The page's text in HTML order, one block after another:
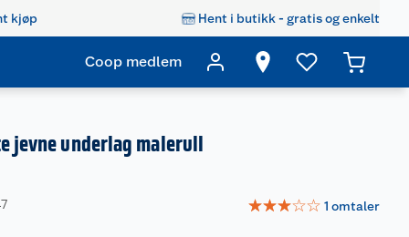
kjøp Hent i butikk - gratis og enkelt
Coop medlem
jevne underlag malerull
☆☆☆☆☆ 1 omtaler